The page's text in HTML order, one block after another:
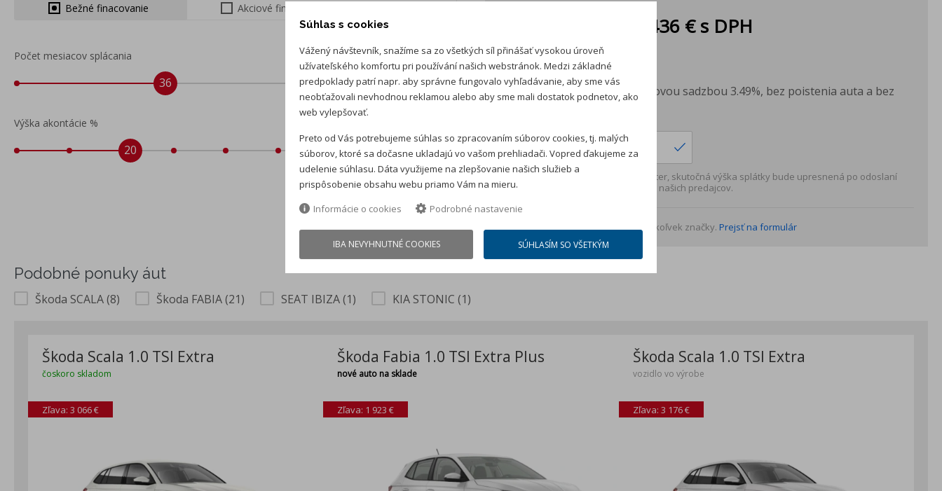
Bežné finacovanie Akciové financovanie (zvýhodnený úrok)
Počet mesiacov splácania
36
Výška akontácie %
20
436 €s DPH
Cena auta:18 590 €s DPH
Akontácia:3 718 €s DPH
Splátka je kalkulovaná s úrokovou sadzbou 3.49%, bez poistenia auta a bez
Vložte cenu auta *
Kalkulácia má iba informačný charakter, skutočná výška splátky bude upresnená po odoslaní
kontaktného formulára niektorému z našich predajcov.
Vykúpime Vaše jazdené vozidlo akejkoľvek značky. Prejsť na formulár
Podobné ponuky áut
Škoda SCALA (8) Škoda FABIA (21) SEAT IBIZA (1) KIA STONIC (1)
Škoda Scala 1.0 TSI Extra
čoskoro skladom
Zľava: 3 066 €
Škoda Fabia 1.0 TSI Extra Plus
nové auto na sklade
Zľava: 1 923 €
Škoda Scala 1.0 TSI Extra
vozidlo vo výrobe
Zľava: 3 176 €
Súhlas s cookies
Vážený návštevník, snažíme sa zo všetkých síl přinášať vysokou úroveň
užívateľského komfortu pri používání našich webstránok. Medzi základné
predpoklady patrí napr. aby správne fungovalo vyhľadávanie, aby sme vás
neobťažovali nevhodnou reklamou alebo aby sme mali dostatok podnetov, ako
web vylepšovať.
Preto od Vás potrebujeme súhlas so zpracovaním súborov cookies, tj. malých
súborov, ktoré sa dočasne ukladajú vo vašom prehliadači. Vopred ďakujeme za
udelenie súhlasu. Dáta využijeme na zlepšovanie našich služieb a
prispôsobenie obsahu webu priamo Vám na mieru.
Informácie o cookies
Podrobné nastavenie
IBA NEVYHNUTNÉ COOKIES SÚHLASÍM SO VŠETKÝM